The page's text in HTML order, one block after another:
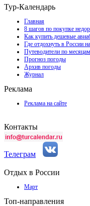
Тур-Календарь
Главная
8 шагов по покупке
Как купить дешевые
Где отдохнуть в России
Путеводители по месяцам
Прогноз погоды
Архив погоды
Журнал
Реклама
Реклама на сайте
Контакты
Телеграм
Отдых в России
Март
Топ-направления